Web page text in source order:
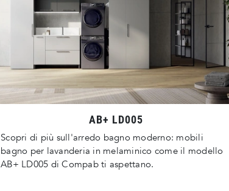
AB+ LD005
Scopri di più sull'arredo bagno moderno: mobili
bagno per lavanderia in melaminico come il modello
AB+ LD005 di Compab ti aspettano.